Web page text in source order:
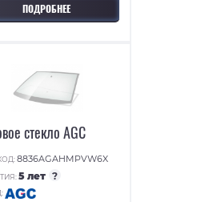
ПОДРОБНЕЕ
стекло AGC
8836AGAHMPVW6X
5 лет ?